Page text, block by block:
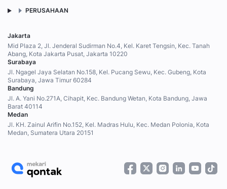
PERUSAHAAN
Jakarta
Mid Plaza 2, Jl. Jenderal Sudirman No.4, Kel. Karet Tengsin, Kec. Tanah
Abang, Kota Jakarta Pusat, Jakarta 10220
Surabaya
Jl. Ngagel Jaya Selatan No.158, Kel. Pucang Sewu, Kec. Gubeng, Kota
Surabaya, Jawa Timur 60284
Bandung
Jl. A. Yani No.271A, Cihapit, Kec. Bandung Wetan, Kota Bandung, Jawa
Barat 40114
Medan
Jl. KH. Zainul Arifin No.152, Kel. Madras Hulu, Kec. Medan Polonia, Kota
Medan, Sumatera Utara 20151